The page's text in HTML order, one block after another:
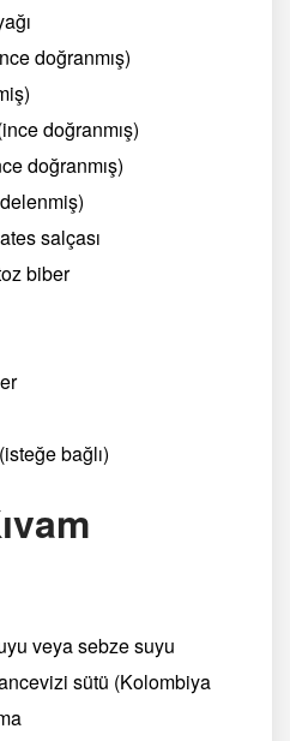
doğranmış)
doğranmış)
doğranmış)
salçası
biber
bağlı)
veya sebze suyu
sütü (Kolombiya